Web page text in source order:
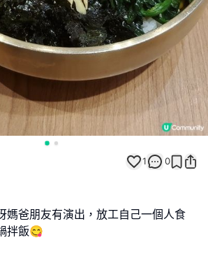
1 0
媽爸朋友有演出，放工自己一個人食
拌飯😋